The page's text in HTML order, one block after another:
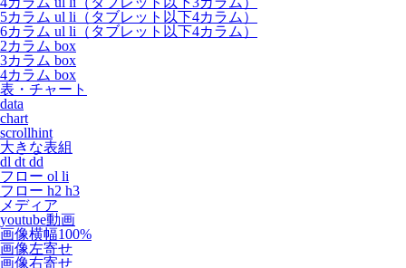
5カラム ul li（タブレット以下4カラム）
6カラム ul li（タブレット以下4カラム）
2カラム box
3カラム box
4カラム box
表・チャート
data
chart
scrollhint
大きな表組
dl dt dd
フロー ol li
フロー h2 h3
メディア
youtube動画
画像横幅100%
画像左寄せ
画像右寄せ